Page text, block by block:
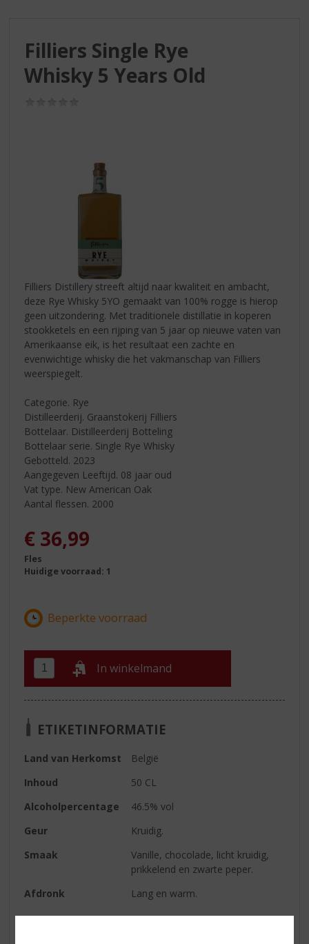
Filliers Single Rye
Whisky 5 Years Old
Filliers Distillery streeft altijd naar kwaliteit en ambacht,
deze Rye Whisky 5YO gemaakt van 100% rogge is hierop
geen uitzondering. Met traditionele distillatie in koperen
stookketels en een rijping van 5 jaar op nieuwe vaten van
Amerikaanse eik, is het resultaat een zachte en
evenwichtige whisky die het vakmanschap van Filliers
weerspiegelt.
Categorie. Rye
Distilleerderij. Graanstokerij Filliers
Bottelaar. Distilleerderij Botteling
Bottelaar serie. Single Rye Whisky
Gebotteld. 2023
Aangegeven Leeftijd. 08 jaar oud
Vat type. New American Oak
Aantal flessen. 2000
€ 36,99
Fles
Huidige voorraad: 1
In winkelmand
ETIKETINFORMATIE
Land van Herkomst
België
Inhoud
50 CL
Alcoholpercentage
46.5% vol
Geur
Kruidig.
Smaak
Vanille, chocolade, licht kruidig,
prikkelend en zwarte peper.
Afdronk
Lang en warm.